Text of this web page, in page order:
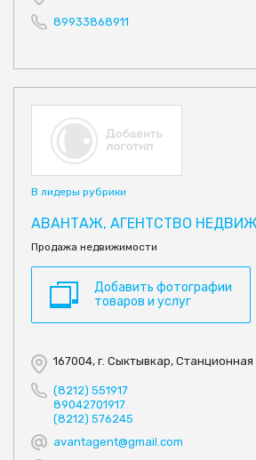
89933868911
В лидеры рубрики
АВАНТАЖ, АГЕНТСТВО
Продажа недвижимости
Добавить фотографии
товаров и услуг
167004, г. Сыктывкар, Станционная
(8212) 551917
89042701917
(8212) 576245
avantagent@gmail.com